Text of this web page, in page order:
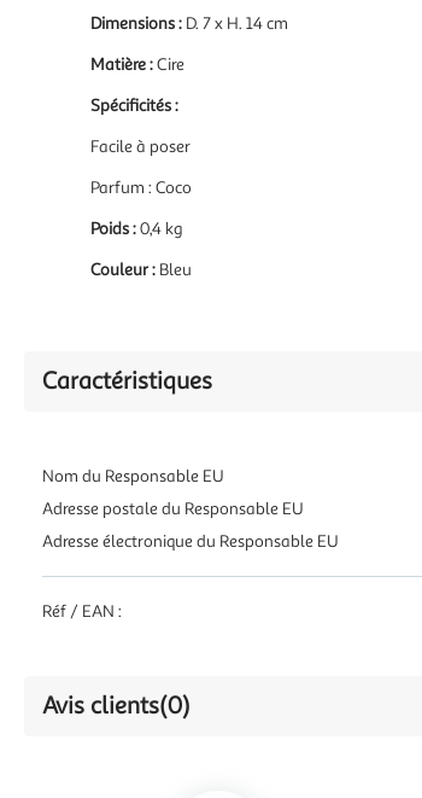
Dimensions : D. 7 x H. 14 cm
Matière :Cire
Spécificités :
Facile à poser
Parfum : Coco
Poids :0,4 kg
Couleur : Bleu
Caractéristiques
Nom du Responsable EU
Adresse postale du Responsable EU
Adresse électronique du Responsable EU
Réf / EAN :
Avis clients(0)